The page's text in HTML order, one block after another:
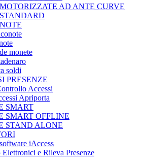
AD ANTE CURVE
monete
soldi
PRESENZE
Accessi
Apriporta
SMART
SMART OFFLINE
STAND ALONE
iAccess
Elettronici e Rileva Presenze